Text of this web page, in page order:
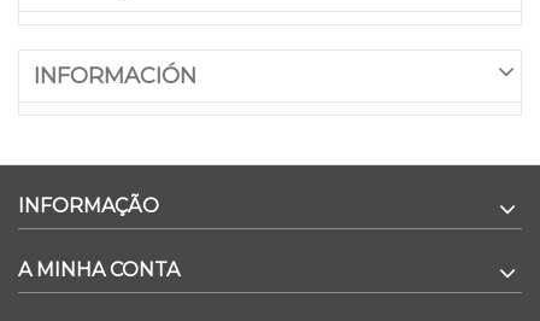
INFORMACIÓN
INFORMAÇÃO
A MINHA CONTA